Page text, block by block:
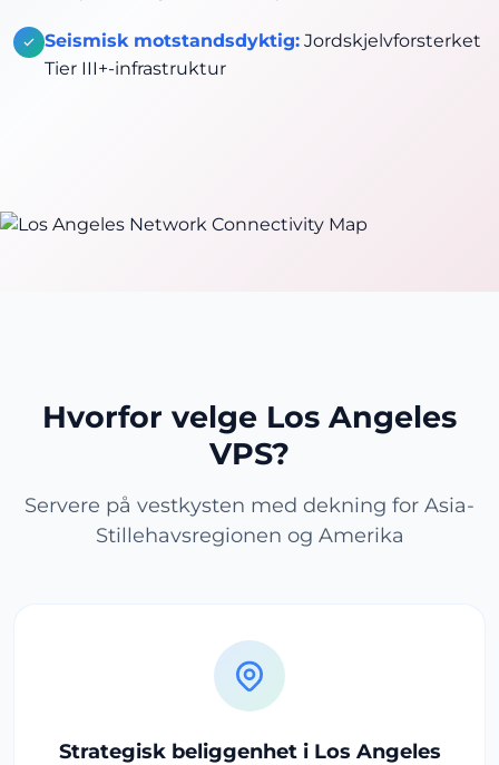
Seismisk motstandsdyktig: Jordskjelvforsterket
Tier III+-infrastruktur
Hvorfor velge Los Angeles
VPS?
Servere på vestkysten med dekning for Asia-
Stillehavsregionen og Amerika
Strategisk beliggenhet i Los Angeles